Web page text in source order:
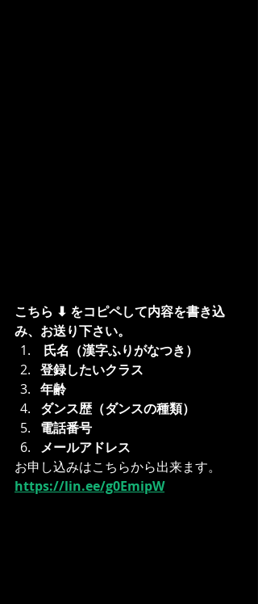
こちら ⬇︎ をコピペして内容を書き込
み、お送り下さい。
氏名（漢字ふりがなつき）
登録したいクラス
年齢
ダンス歴（ダンスの種類）
電話番号
メールアドレス
お申し込みはこちらから出来ます。
https://lin.ee/g0EmipW